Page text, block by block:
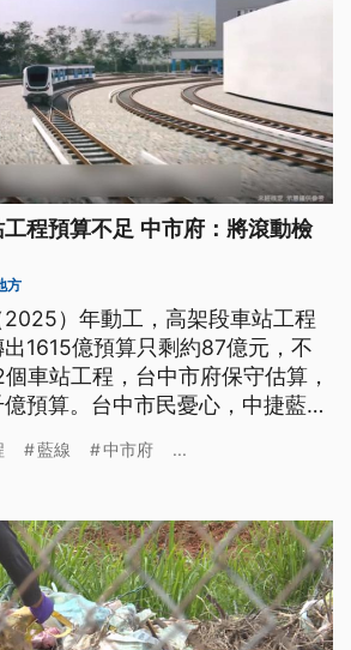
程預算不足 中市府：將滾動檢
方
）年動工，高架段車站工程
1615億預算只剩約87億元，不
車站工程，台中市府保守估算，
預算。台中市民憂心，中捷藍線
藍線 中市府 ...